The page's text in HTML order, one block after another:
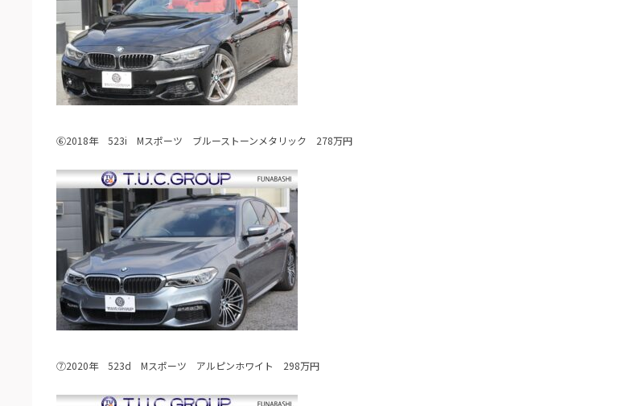
⑥2018年 523i Mスポーツ ブルーストーンメタリック 278万円
⑦2020年 523d Mスポーツ アルピンホワイト 298万円